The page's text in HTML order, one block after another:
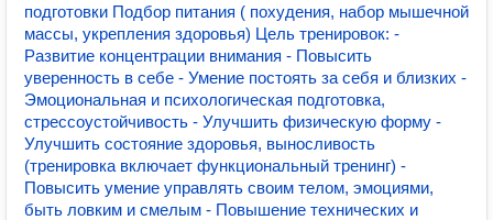
подготовки Подбор питания ( похудения, набор мышечной
массы, укрепления здоровья) Цель тренировок: -
Развитие концентрации внимания - Повысить
уверенность в себе - Умение постоять за себя и близких -
Эмоциональная и психологическая подготовка,
стрессоустойчивость - Улучшить физическую форму -
Улучшить состояние здоровья, выносливость
(тренировка включает функциональный тренинг) -
Повысить умение управлять своим телом, эмоциями,
быть ловким и смелым - Повышение технических и